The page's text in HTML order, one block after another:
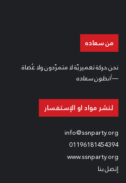
من سعاده
نحن حركة تعميريّة لا متمرّدون ولا عُصاة.
—أنطون سعاده
لنشر مواد او الإستفسار
info@ssnparty.org
01196181454394
www.ssnparty.org
إتصل بنا